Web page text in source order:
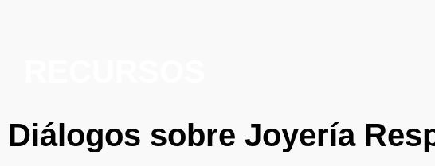
Diálogos sobre Joyería